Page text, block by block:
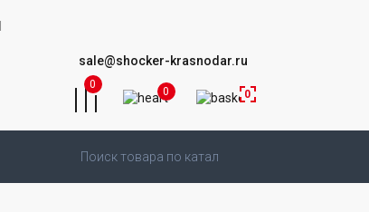
sale@shocker-krasnodar.ru
0
0 0